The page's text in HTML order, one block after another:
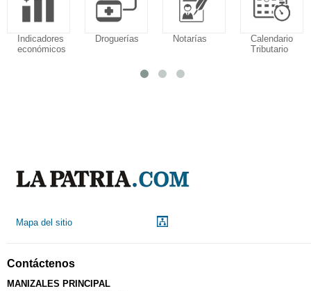
Indicadores
económicos
Droguerías Notarías
Calendario
Tributario
Mapa del sitio
Contáctenos
MANIZALES PRINCIPAL